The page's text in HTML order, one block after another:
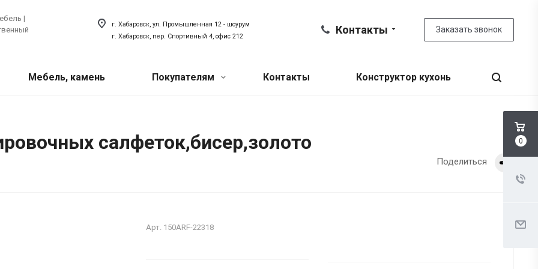
|
Контакты Заказать звонок
г. Хабаровск, ул. Промышленная 12 - шоурум
г. Хабаровск, пер. Спортивный 4, офис 212
для кухни
техника
прачечной
Сантехника для ванной
Сантехника для кухни
Мебель, камень Покупателям
Наши мероприятия
Контакты Конструктор кухонь
салфеток,бисер,золото
Поделиться
Арт. 150ARF-22318
0